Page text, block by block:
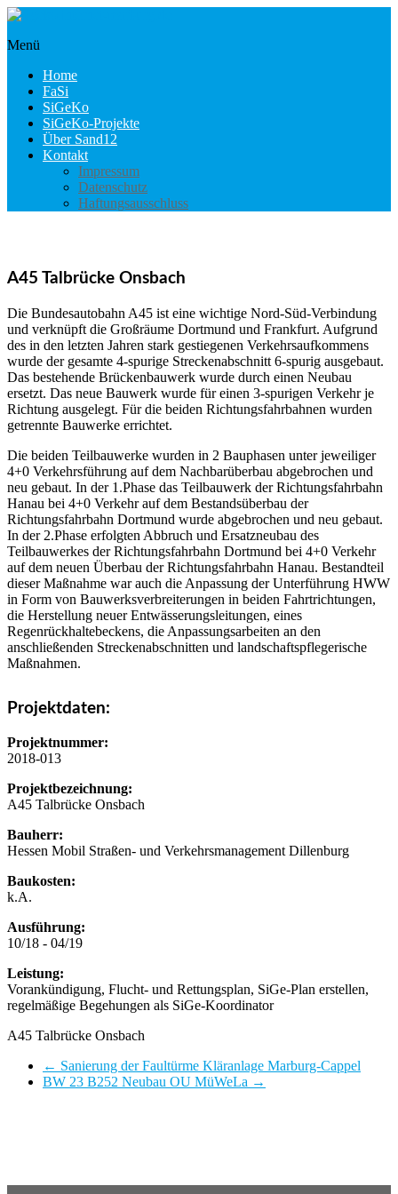
Skip
content
sigeko.internet-
marburg.de
Menü
Home
FaSi
SiGeKo
SiGeKo-Projekte
Über Sand12
Kontakt
Impressum
Datenschutz
Haftungsausschluss
A45 Talbrücke Onsbach
Die Bundesautobahn A45 ist eine wichtige Nord-Süd-Verbindung
und verknüpft die Großräume Dortmund und Frankfurt. Aufgrund
des in den letzten Jahren stark gestiegenen Verkehrsaufkommens
wurde der gesamte 4-spurige Streckenabschnitt 6-spurig ausgebaut.
Das bestehende Brückenbauwerk wurde durch einen Neubau
ersetzt. Das neue Bauwerk wurde für einen 3-spurigen Verkehr je
Richtung ausgelegt. Für die beiden Richtungsfahrbahnen wurden
getrennte Bauwerke errichtet.
Die beiden Teilbauwerke wurden in 2 Bauphasen unter jeweiliger
4+0 Verkehrsführung auf dem Nachbarüberbau abgebrochen und
neu gebaut. In der 1.Phase das Teilbauwerk der Richtungsfahrbahn
Hanau bei 4+0 Verkehr auf dem Bestandsüberbau der
Richtungsfahrbahn Dortmund wurde abgebrochen und neu gebaut.
In der 2.Phase erfolgten Abbruch und Ersatzneubau des
Teilbauwerkes der Richtungsfahrbahn Dortmund bei 4+0 Verkehr
auf dem neuen Überbau der Richtungsfahrbahn Hanau. Bestandteil
dieser Maßnahme war auch die Anpassung der Unterführung HWW
in Form von Bauwerksverbreiterungen in beiden Fahrtrichtungen,
die Herstellung neuer Entwässerungsleitungen, eines
Regenrückhaltebeckens, die Anpassungsarbeiten an den
anschließenden Streckenabschnitten und landschaftspflegerische
Maßnahmen.
Projektdaten:
Projektnummer:
2018-013
Projektbezeichnung:
A45 Talbrücke Onsbach
Bauherr:
Hessen Mobil Straßen- und Verkehrsmanagement Dillenburg
Baukosten:
k.A.
Ausführung:
10/18 - 04/19
Leistung:
Vorankündigung, Flucht- und Rettungsplan, SiGe-Plan erstellen,
regelmäßige Begehungen als SiGe-Koordinator
A45 Talbrücke Onsbach
← Sanierung der Faultürme Kläranlage Marburg-Cappel
BW 23 B252 Neubau OU MüWeLa →